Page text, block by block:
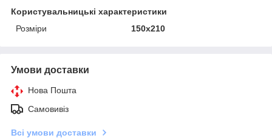
Користувальницькі характеристики
Розміри
150x210
Умови доставки
Нова Пошта
Самовивіз
Всі умови доставки